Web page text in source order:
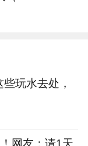
玩水去处，
网友：请1天